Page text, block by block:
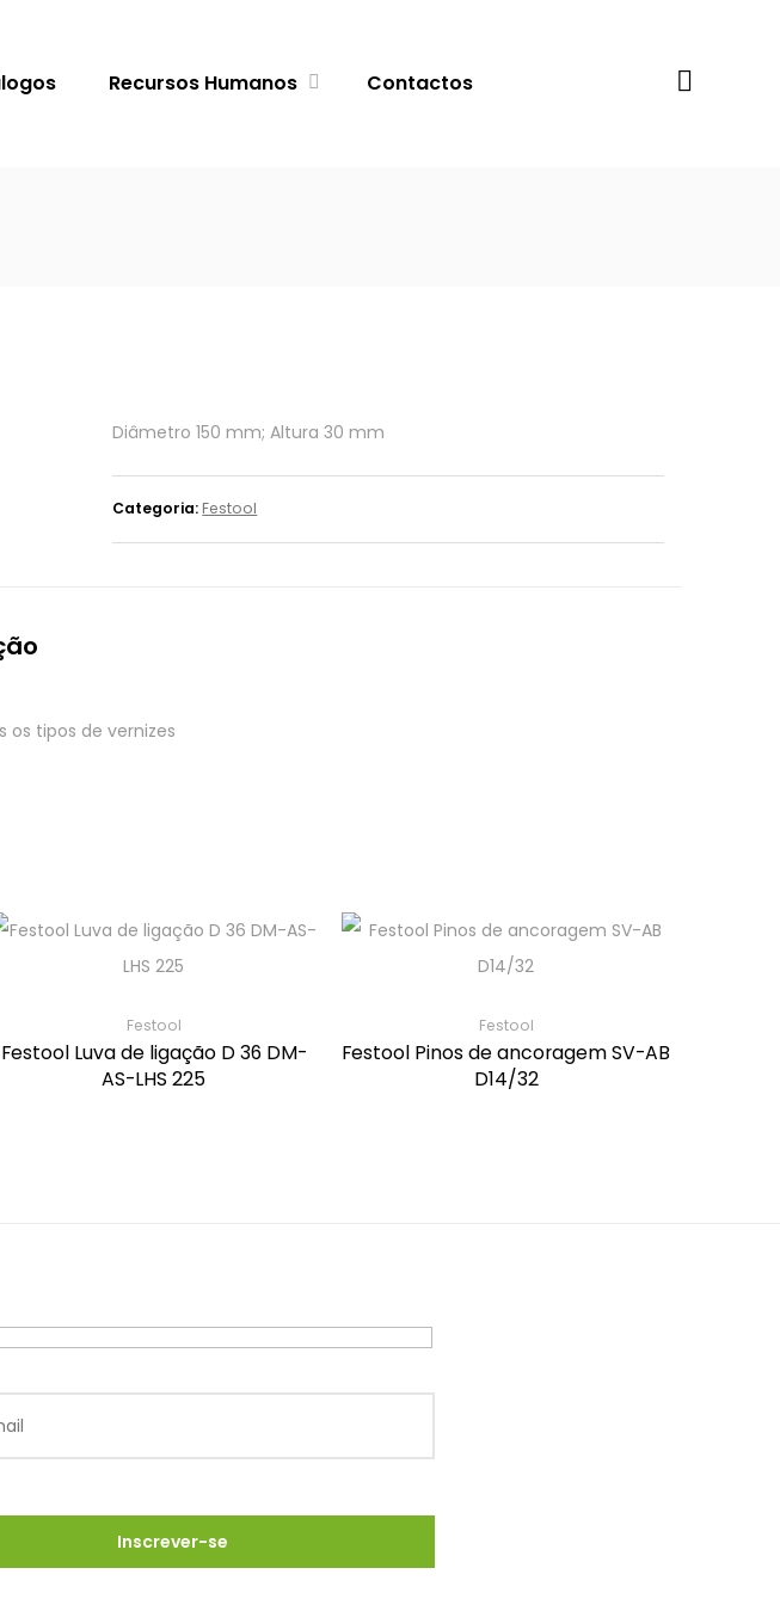
Recursos Humanos Contactos
Diâmetro 150 mm; Altura 30 mm
Categoria: Festool
os tipos de vernizes
Festool
Festool Luva de ligação D 36 DM-
AS-LHS 225
Festool
Festool Pinos de ancoragem SV-AB
D14/32